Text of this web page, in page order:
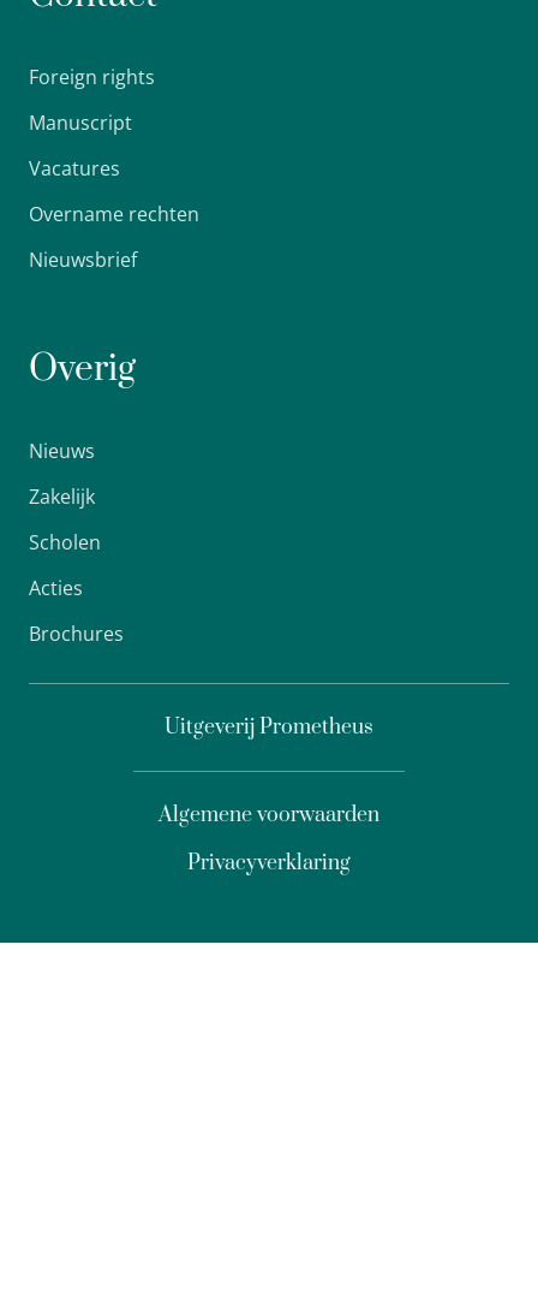
Foreign rights
Manuscript
Vacatures
Overname rechten
Nieuwsbrief
Overig
Nieuws
Zakelijk
Scholen
Acties
Brochures
Uitgeverij Prometheus
Privacyverklaring
Algemene voorwaarden